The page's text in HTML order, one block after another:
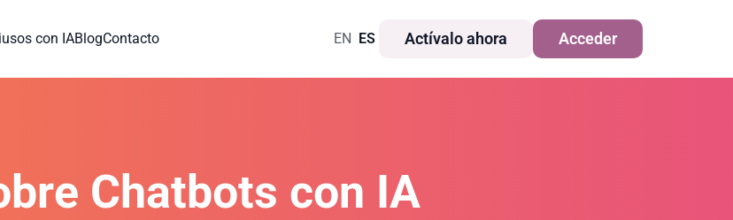
con IABlogContacto EN ES Actívalo ahora Acceder
Chatbots con IA